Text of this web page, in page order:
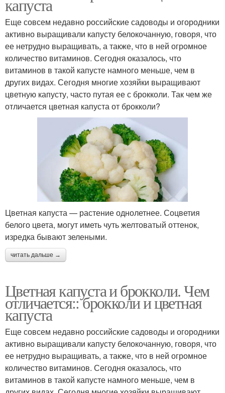
капуста
Еще совсем недавно российские садоводы и огородники
активно выращивали капусту белокочанную, говоря, что
ее нетрудно выращивать, а также, что в ней огромное
количество витаминов. Сегодня оказалось, что
витаминов в такой капусте намного меньше, чем в
других видах. Сегодня многие хозяйки выращивают
цветную капусту, часто путая ее с брокколи. Так чем же
отличается цветная капуста от брокколи?
Цветная капуста — растение однолетнее. Соцветия
белого цвета, могут иметь чуть желтоватый оттенок,
изредка бывают зелеными.
читать дальше →
Цветная капуста и брокколи. Чем
отличается:: брокколи и цветная
капуста
Еще совсем недавно российские садоводы и огородники
активно выращивали капусту белокочанную, говоря, что
ее нетрудно выращивать, а также, что в ней огромное
количество витаминов. Сегодня оказалось, что
витаминов в такой капусте намного меньше, чем в